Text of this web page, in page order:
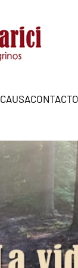
CAUSACONTACTO